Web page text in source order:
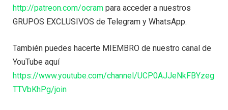
http://patreon.com/ocram para acceder a nuestros
GRUPOS EXCLUSIVOS de Telegram y WhatsApp.
También puedes hacerte MIEMBRO de nuestro canal de
YouTube aquí
https://www.youtube.com/channel/UCP0AJJeNkFBYzeg
TTVbKhPg/join